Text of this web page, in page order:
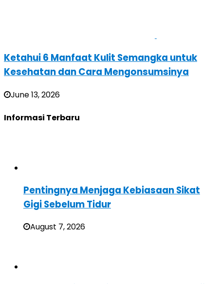
Ketahui 6 Manfaat Kulit Semangka untuk
Kesehatan dan Cara Mengonsumsinya
June 13, 2026
Informasi Terbaru
Pentingnya Menjaga Kebiasaan Sikat
Gigi Sebelum Tidur
August 7, 2026